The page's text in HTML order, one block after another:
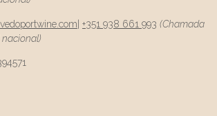
portwine.com| +351 938 661 993 (Chamada